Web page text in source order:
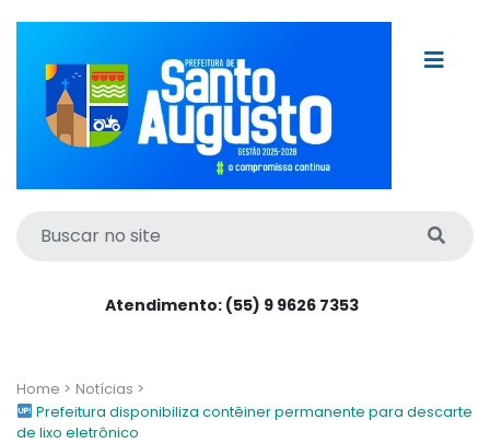
Atendimento: (55) 9 9626 7353
Home > Notícias >
Prefeitura disponibiliza contêiner permanente para descarte
de lixo eletrônico